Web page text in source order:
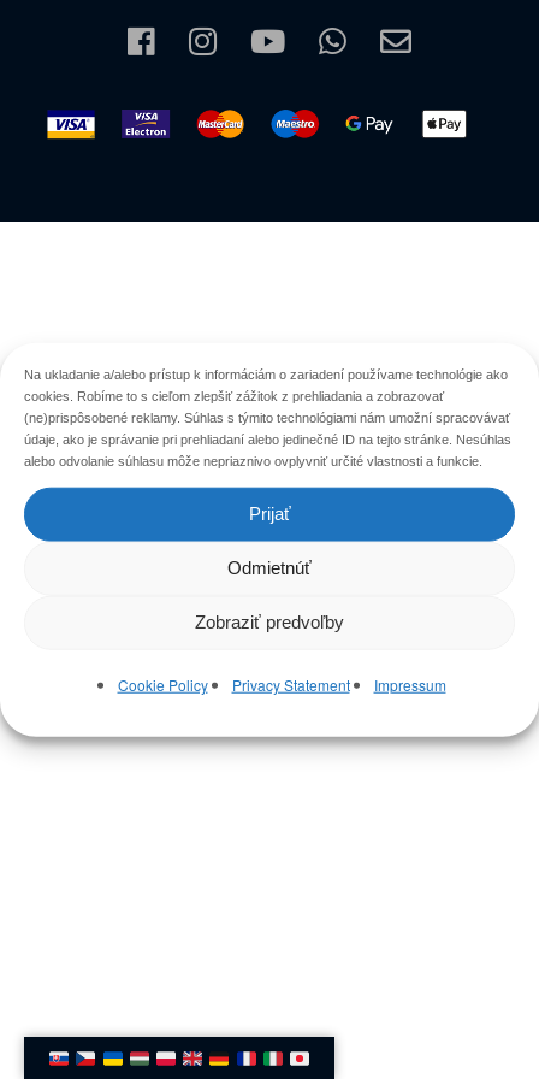
Na ukladanie a/alebo prístup k informáciám o zariadení používame technológie ako
cookies. Robíme to s cieľom zlepšiť zážitok z prehliadania a zobrazovať
(ne)prispôsobené reklamy. Súhlas s týmito technológiami nám umožní spracovávať
údaje, ako je správanie pri prehliadaní alebo jedinečné ID na tejto stránke. Nesúhlas
alebo odvolanie súhlasu môže nepriaznivo ovplyvniť určité vlastnosti a funkcie.
Prijať
Odmietnúť
Zobraziť predvoľby
Cookie Policy Privacy Statement Impressum